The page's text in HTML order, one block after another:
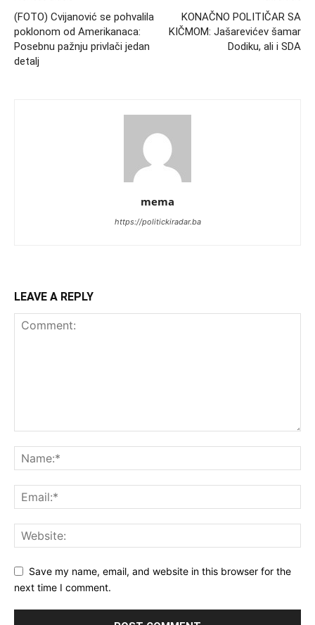
(FOTO) Cvijanović se pohvalila
poklonom od Amerikanaca:
Posebnu pažnju privlači jedan
detalj
KONAČNO POLITIČAR SA
KIČMOM: Jašarevićev šamar
Dodiku, ali i SDA
mema
https://politickiradar.ba
LEAVE A REPLY
Save my name, email, and website in this browser for the
next time I comment.